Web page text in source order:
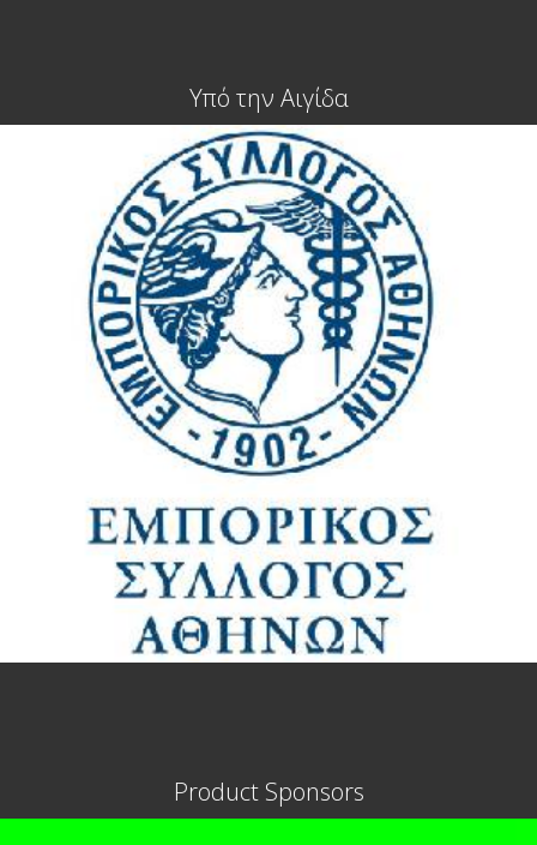
Υπό την Αιγίδα
Product Sponsors